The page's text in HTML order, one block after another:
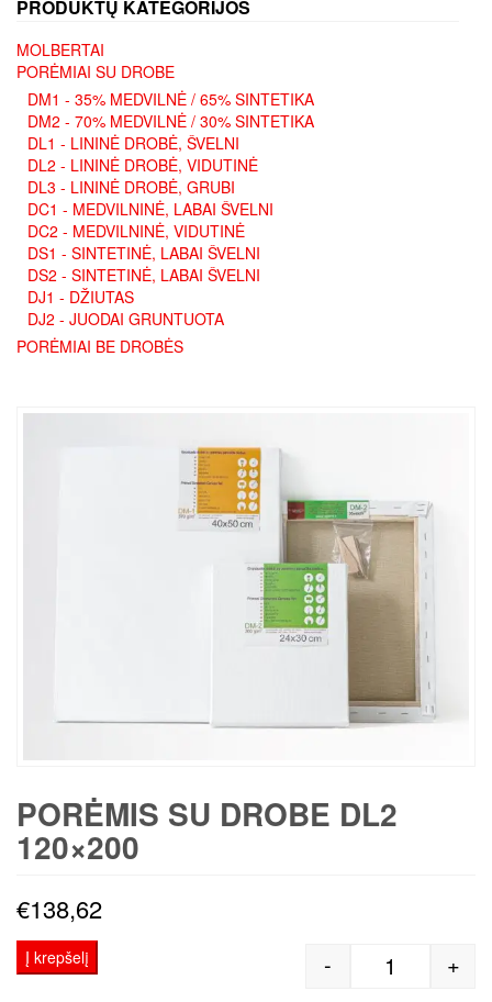
PRODUKTŲ KATEGORIJOS
MOLBERTAI
PORĖMIAI SU DROBE
DM1 - 35% MEDVILNĖ / 65% SINTETIKA
DM2 - 70% MEDVILNĖ / 30% SINTETIKA
DL1 - LININĖ DROBĖ, ŠVELNI
DL2 - LININĖ DROBĖ, VIDUTINĖ
DL3 - LININĖ DROBĖ, GRUBI
DC1 - MEDVILNINĖ, LABAI ŠVELNI
DC2 - MEDVILNINĖ, VIDUTINĖ
DS1 - SINTETINĖ, LABAI ŠVELNI
DS2 - SINTETINĖ, LABAI ŠVELNI
DJ1 - DŽIUTAS
DJ2 - JUODAI GRUNTUOTA
PORĖMIAI BE DROBĖS
PORĖMIS SU DROBE DL2
120×200
€138,62
produkto
- +
Į krepšelį